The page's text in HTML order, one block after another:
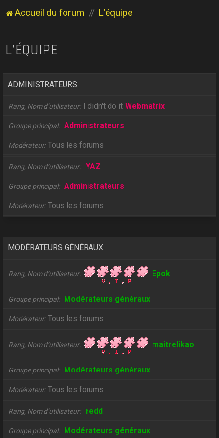
Accueil du forum L’équipe
L’ÉQUIPE
ADMINISTRATEURS
Rang, Nom d’utilisateur I didn't do it Webmatrix
Groupe principal Administrateurs
Modérateur Tous les forums
Rang, Nom d’utilisateur YAZ
Groupe principal Administrateurs
Modérateur Tous les forums
MODÉRATEURS GÉNÉRAUX
Rang, Nom d’utilisateur Epok
Groupe principal Modérateurs généraux
Modérateur Tous les forums
Rang, Nom d’utilisateur maitrelikao
Groupe principal Modérateurs généraux
Modérateur Tous les forums
Rang, Nom d’utilisateur redd
Groupe principal Modérateurs généraux